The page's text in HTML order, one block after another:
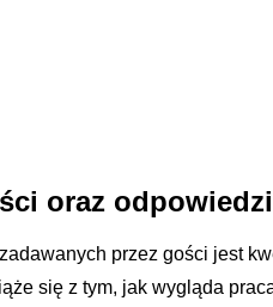
oraz
przez gości jest
się z tym, jak wygląda